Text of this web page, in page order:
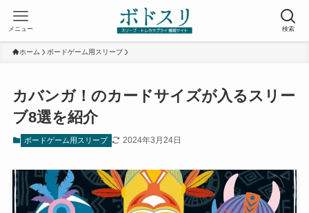
検索
メニュー
ホーム ボードゲーム用スリーブ
カバンガ！のカードサイズが入るスリー
ブ8選を紹介
ボードゲーム用スリーブ 2024年3月24日